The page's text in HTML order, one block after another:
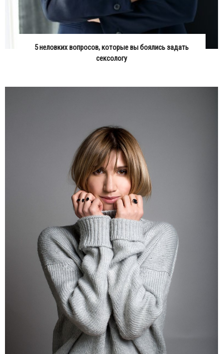
5 неловких вопросов, которые вы боялись задать
сексологу